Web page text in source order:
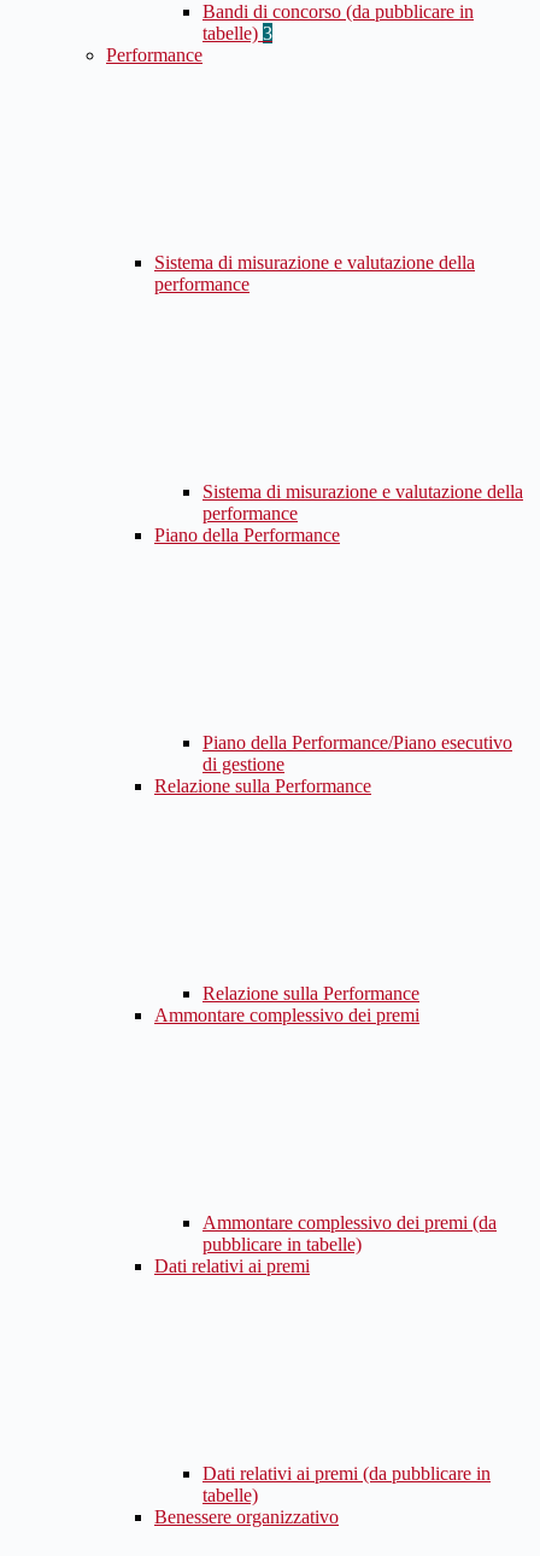
Bandi di concorso (da pubblicare in
tabelle) 3
Performance
Sistema di misurazione e valutazione della
performance
Sistema di misurazione e valutazione della
performance
Piano della Performance
Piano della Performance/Piano esecutivo
di gestione
Relazione sulla Performance
Relazione sulla Performance
Ammontare complessivo dei premi
Ammontare complessivo dei premi (da
pubblicare in tabelle)
Dati relativi ai premi
Dati relativi ai premi (da pubblicare in
tabelle)
Benessere organizzativo